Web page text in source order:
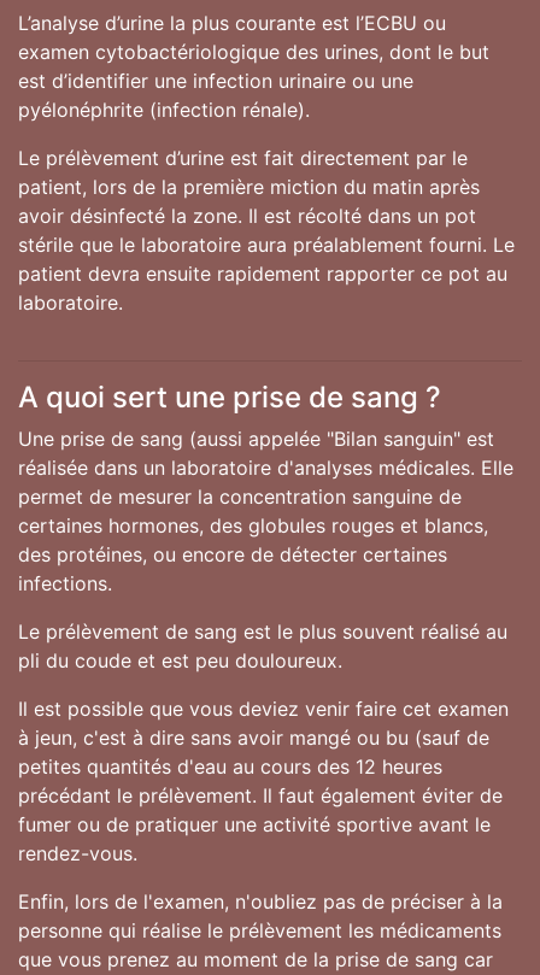
L’analyse d’urine la plus courante est l’ECBU ou
examen cytobactériologique des urines, dont le but
est d’identifier une infection urinaire ou une
pyélonéphrite (infection rénale).
Le prélèvement d’urine est fait directement par le
patient, lors de la première miction du matin après
avoir désinfecté la zone. Il est récolté dans un pot
stérile que le laboratoire aura préalablement fourni. Le
patient devra ensuite rapidement rapporter ce pot au
laboratoire.
A quoi sert une prise de sang ?
Une prise de sang (aussi appelée "Bilan sanguin" est
réalisée dans un laboratoire d'analyses médicales. Elle
permet de mesurer la concentration sanguine de
certaines hormones, des globules rouges et blancs,
des protéines, ou encore de détecter certaines
infections.
Le prélèvement de sang est le plus souvent réalisé au
pli du coude et est peu douloureux.
Il est possible que vous deviez venir faire cet examen
à jeun, c'est à dire sans avoir mangé ou bu (sauf de
petites quantités d'eau au cours des 12 heures
précédant le prélèvement. Il faut également éviter de
fumer ou de pratiquer une activité sportive avant le
rendez-vous.
Enfin, lors de l'examen, n'oubliez pas de préciser à la
personne qui réalise le prélèvement les médicaments
que vous prenez au moment de la prise de sang car